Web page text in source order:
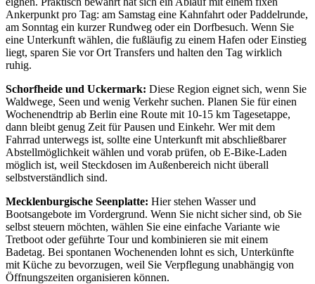
Ankerpunkt pro Tag: am Samstag eine Kahnfahrt oder Paddelrunde,
am Sonntag ein kurzer Rundweg oder ein Dorfbesuch. Wenn Sie
eine Unterkunft wählen, die fußläufig zu einem Hafen oder Einstieg
liegt, sparen Sie vor Ort Transfers und halten den Tag wirklich
ruhig.
Schorfheide und Uckermark: Diese Region eignet sich, wenn Sie
Waldwege, Seen und wenig Verkehr suchen. Planen Sie für einen
Wochenendtrip ab Berlin eine Route mit 10-15 km Tagesetappe,
dann bleibt genug Zeit für Pausen und Einkehr. Wer mit dem
Fahrrad unterwegs ist, sollte eine Unterkunft mit abschließbarer
Abstellmöglichkeit wählen und vorab prüfen, ob E-Bike-Laden
möglich ist, weil Steckdosen im Außenbereich nicht überall
selbstverständlich sind.
Mecklenburgische Seenplatte: Hier stehen Wasser und
Bootsangebote im Vordergrund. Wenn Sie nicht sicher sind, ob Sie
selbst steuern möchten, wählen Sie eine einfache Variante wie
Tretboot oder geführte Tour und kombinieren sie mit einem
Badetag. Bei spontanen Wochenenden lohnt es sich, Unterkünfte
mit Küche zu bevorzugen, weil Sie Verpflegung unabhängig von
Öffnungszeiten organisieren können.